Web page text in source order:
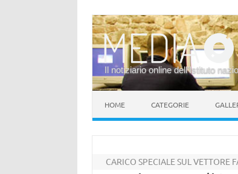
Il notiziario online dell’Istituto
HOME CATEGORIE
CARICO SPECIALE SUL VETTORE